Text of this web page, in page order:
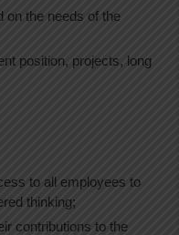
on the needs of the
position, projects, long
to all employees to
thinking;
contributions to the